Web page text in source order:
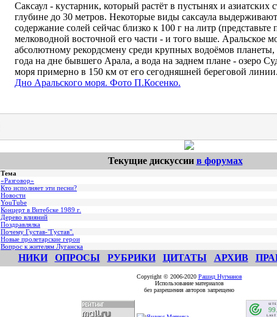
Саксаул - кустарник, который растёт в пустынях и азиатских
глубине до 30 метров. Некоторые виды саксаула
содержание солей сейчас близко к 100 г на литр
мелководной восточной его части - и того выше. Аральское
абсолютному рекордсмену среди крупных водоёмов
года на дне бывшего Арала, а вода на заднем плане - озеро
моря примерно в 150 км от его сегодняшней береговой линии.
Дно Аральского моря. Фото П.Косенко.
Текущие дискуссии в форумах
Тема
«Разговор»
Кто исполняет эти песни?
Новости
YouTube
Концерт в Витебске 1989 г.
Дерево влияний
Поздравлялка
Почему Густав-"Густав".
Hовые пролетарские герои
Вопрос к жителям Луганска
НИКИ ОПРОСЫ РУБРИКИ ЦИТАТЫ АРХИВ
Copyright © 2006-2020 Рашид Нугманов
Использование материалов
без разрешения авторов запрещено